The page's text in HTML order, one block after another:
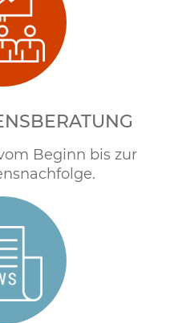
Beginn bis zur